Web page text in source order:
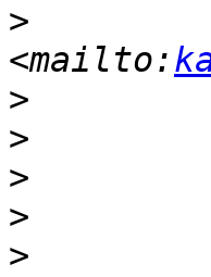
>
<mailto:
>
>
>
>
>